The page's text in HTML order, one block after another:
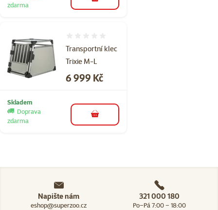
zdarma
do košíku
Transportní klec
Trixie M-L
Cena
6 999 Kč
Skladem
Doprava
zdarma
do košíku
Napište nám
eshop@superzoo.cz
321 000 180
Po–Pá 7:00 – 18:00